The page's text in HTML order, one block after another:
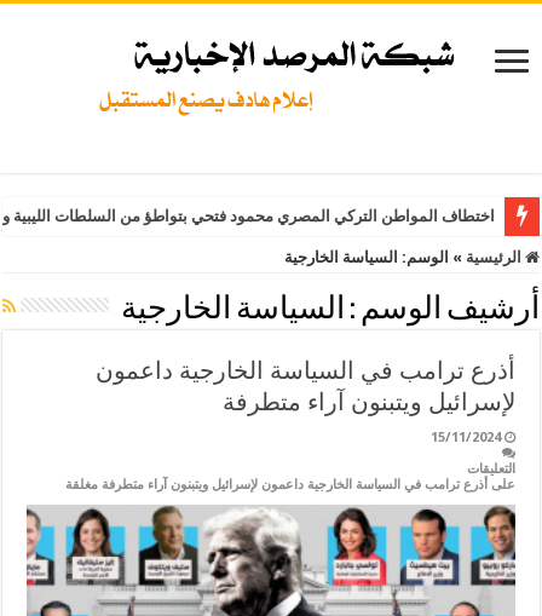
اختطاف المواطن التركي المصري محمود فتحي بتواطؤ من السلطات
الرئيسية » الوسم: السياسة الخارجية
أرشيف الوسم : السياسة الخارجية
أذرع ترامب في السياسة الخارجية داعمون
لإسرائيل ويتبنون آراء متطرفة
15/11/2024
التعليقات
على أذرع ترامب في السياسة الخارجية داعمون لإسرائيل ويتبنون آراء متطرفة مغلقة